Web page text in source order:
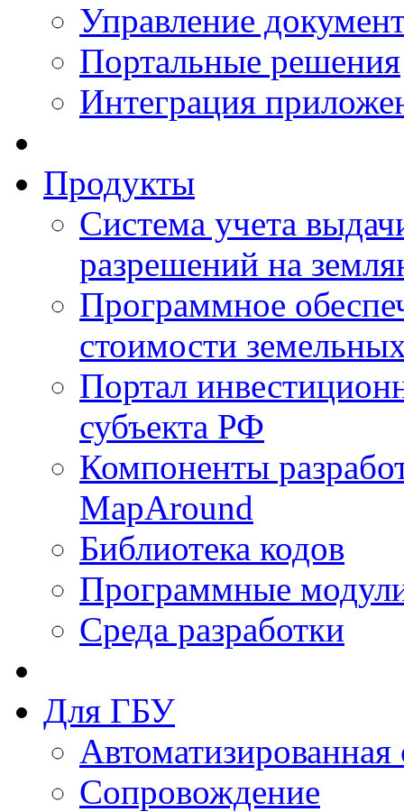
Управление
Портальные решения
Интеграция
Продукты
Система учета
разрешений на
Программное
стоимости
Портал
субъекта РФ
Компоненты
MapAround
Библиотека кодов
Программные
Среда разработки
Для ГБУ
Сопровождение